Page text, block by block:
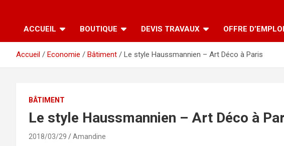
ACCUEIL BOUTIQUE DEVIS TRAVAUX OFFRE D’EMPLOI
Accueil Economie Bâtiment Le style Haussmannien – Art Déco à Paris
BÂTIMENT
Le style Haussmannien – Art Déco à
2018/03/29 Amandine